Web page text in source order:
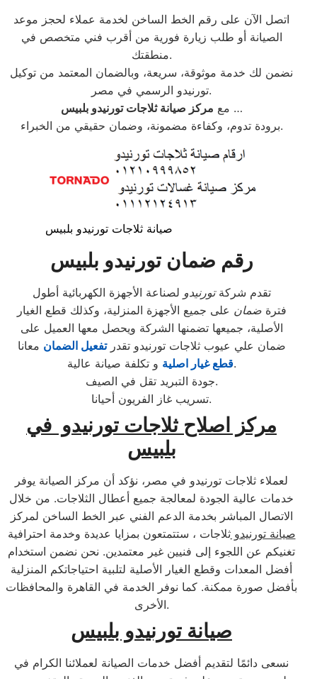
اتصل الآن على رقم الخط الساخن لخدمة عملاء لحجز موعد
الصيانة أو طلب زيارة فورية من أقرب فني متخصص في
منطقتك.
نضمن لك خدمة موثوقة، سريعة، وبالضمان المعتمد من توكيل
تورنيدو الرسمي في مصر.
مع مركز صيانة ثلاجات تورنيدو بلبيس
…
برودة تدوم، وكفاءة مضمونة، وضمان حقيقي من الخبراء.
صيانة ثلاجات تورنيدو بلبيس
رقم ضمان تورنيدو بلبيس
تقدم شركةتورنيدو لصناعة الأجهزة الكهربائية أطول
فترةضمان على جميع الأجهزة المنزلية، وكذلك قطع الغيار
الأصلية، جميعها تضمنها الشركة ويحصل معها العميل على
ضمان علي عيوب ثلاجات تورنيدو تقدرتفعيل الضمان معانا
قطع غيار اصليةو تكلفة صيانة عالية.
جودة التبريد تقل في الصيف.
تسريب غاز الفريون أحيانا.
مركز اصلاح ثلاجات تورنيدو في
بلبيس
لعملاء ثلاجات تورنيدو في مصر، نؤكد أن مركز الصيانة يوفر
خدمات عالية الجودة لمعالجة جميع أعطال الثلاجات. من خلال
الاتصال المباشر بخدمة الدعم الفني عبر الخط الساخن لمركز
صيانة تورنيدوثلاجات ، ستتمتعون بمزايا عديدة وخدمة احترافية
تغنيكم عن اللجوء إلى فنيين غير معتمدين. نحن نضمن استخدام
أفضل المعدات وقطع الغيار الأصلية لتلبية احتياجاتكم المنزلية
بأفضل صورة ممكنة. كما نوفر الخدمة في القاهرة والمحافظات
الأخرى.
صيانة تورنيدو بلبيس
نسعى دائمًا لتقديم أفضل خدمات الصيانة لعملائنا الكرام في